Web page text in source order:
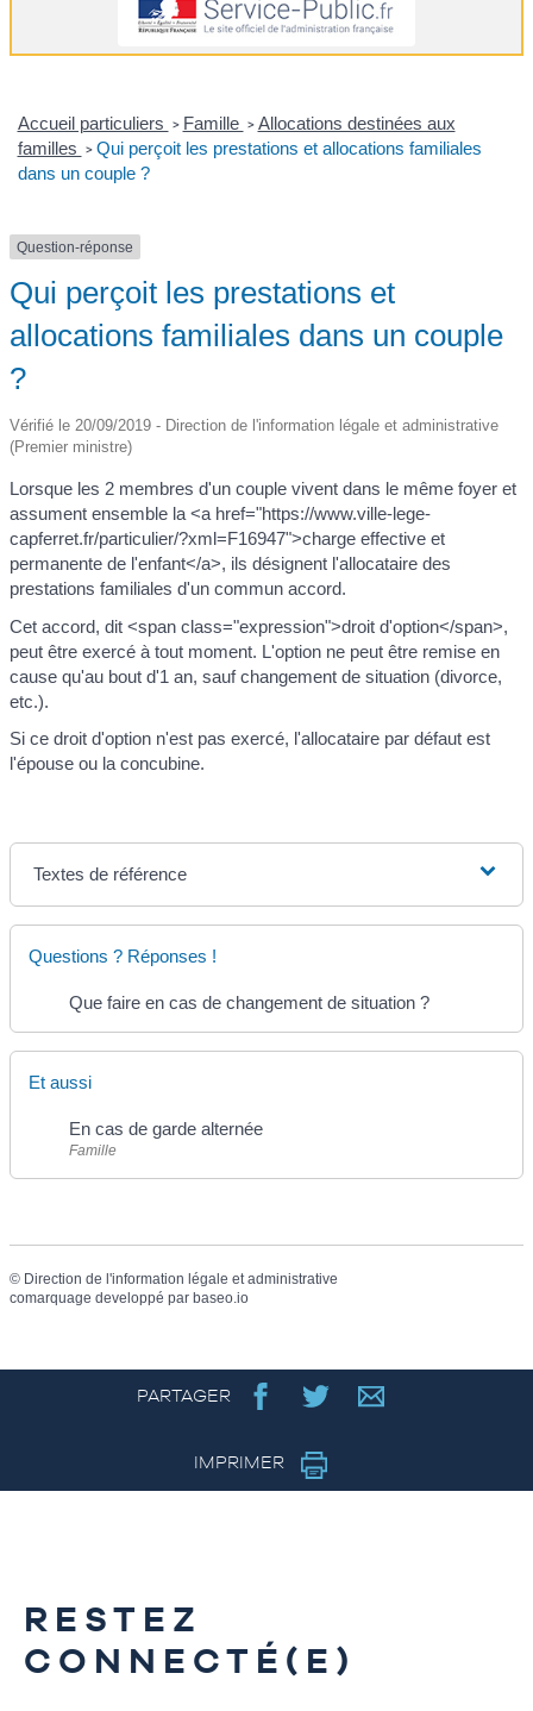
Accueil particuliers > Famille > Allocations destinées aux
familles > Qui perçoit les prestations et allocations familiales
dans un couple ?
Question-réponse
Qui perçoit les prestations et
allocations familiales dans un couple
?
Vérifié le 20/09/2019 - Direction de l'information légale et administrative
(Premier ministre)
Lorsque les 2 membres d'un couple vivent dans le même foyer et
assument ensemble la <a href="https://www.ville-lege-
capferret.fr/particulier/?xml=F16947">charge effective et
permanente de l'enfant</a>, ils désignent l'allocataire des
prestations familiales d'un commun accord.
Cet accord, dit <span class="expression">droit d'option</span>,
peut être exercé à tout moment. L'option ne peut être remise en
cause qu'au bout d'1 an, sauf changement de situation (divorce,
etc.).
Si ce droit d'option n'est pas exercé, l'allocataire par défaut est
l'épouse ou la concubine.
Textes de référence
Questions ? Réponses !
Que faire en cas de changement de situation ?
Et aussi
En cas de garde alternée
Famille
© Direction de l'information légale et administrative
comarquage developpé par baseo.io
PARTAGER
IMPRIMER
RESTEZ
CONNECTÉ(E)